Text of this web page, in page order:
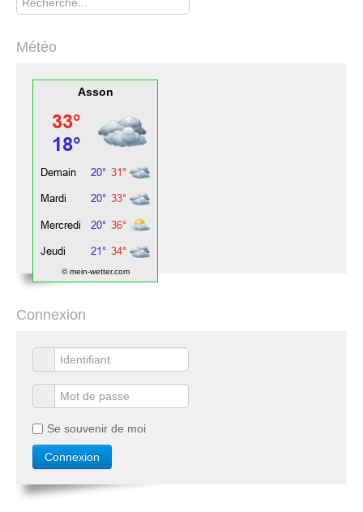
Météo
Asson
© mein-wetter.com
Connexion
Se souvenir de moi